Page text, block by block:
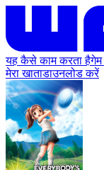
यह कैसे काम करता हैगेम
मेरा खाताडाउनलोड करें